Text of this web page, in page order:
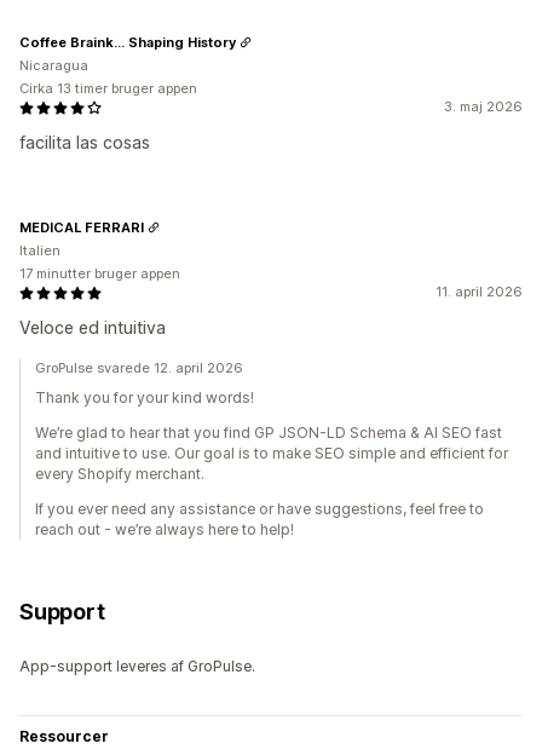
3. maj 2026
facilita las cosas
Coffee Braink... Shaping History
Nicaragua
Cirka 13 timer bruger appen
11. april 2026
Veloce ed intuitiva
MEDICAL FERRARI
Italien
17 minutter bruger appen
GroPulse svarede 12. april 2026
Thank you for your kind words!
We’re glad to hear that you find GP JSON-LD Schema & AI SEO fast
and intuitive to use. Our goal is to make SEO simple and efficient for
every Shopify merchant.
If you ever need any assistance or have suggestions, feel free to
reach out - we’re always here to help!
Support
App-support leveres af GroPulse.
Ressourcer